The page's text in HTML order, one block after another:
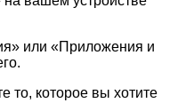
или «Приложения и
то, которое вы хотите